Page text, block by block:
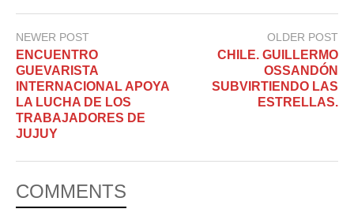
NEWER POST
ENCUENTRO
GUEVARISTA
INTERNACIONAL APOYA
LA LUCHA DE LOS
TRABAJADORES DE
JUJUY
OLDER POST
CHILE. GUILLERMO
OSSANDÓN
SUBVIRTIENDO LAS
ESTRELLAS.
COMMENTS